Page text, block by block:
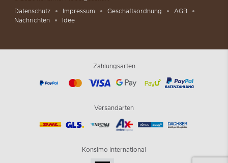
Datenschutz Impressum Geschäftsordnung
AGB
Nachrichten
Idee
Zahlungsarten
Versandarten
Konsimo International